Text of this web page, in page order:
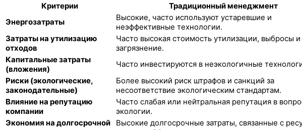
Критерии
Традиционный менеджмент
Энергозатраты
Высокие, часто используют устаревшие и
неэффективные технологии.
Затраты на утилизацию
отходов
Часто высокая стоимость утилизации, выбросы и
загрязнение.
Капитальные затраты
(вложения)
Часто инвестируются в неэкологичные
Риски (экологические,
законодательные)
Более высокий риск штрафов и санкций за
несоответствие экологическим стандартам.
Влияние на репутацию
компании
Часто слабая или нейтральная репутация в
экологии.
Экономия на долгосрочной
Высокие долгосрочные затраты, связанные с